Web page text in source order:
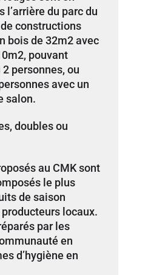
l’arrière du parc du
constructions
bois de 32m2 avec
pouvant
personnes, ou
avec un
salon.
doubles ou
au CMK sont
le plus
de saison
locaux.
par les
en
d’hygiène en